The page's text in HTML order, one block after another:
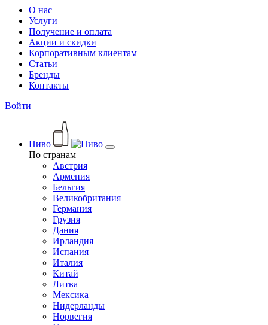
О нас
Услуги
Получение и оплата
Акции и скидки
Корпоративным клиентам
Статьи
Бренды
Контакты
Войти
Пиво
По странам
Австрия
Армения
Бельгия
Великобритания
Германия
Грузия
Дания
Ирландия
Испания
Италия
Китай
Литва
Мексика
Нидерланды
Норвегия